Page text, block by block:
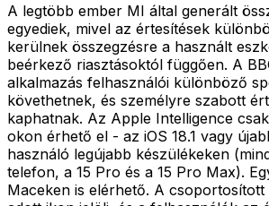
A legtöbb ember MI által generált
egyediek, mivel az értesítések
kerülnek összegzésre a használt
beérkező riasztásoktól függően. A
alkalmazás felhasználói különböző
követhetnek, és személyre szabott
kaphatnak. Az Apple Intelligence
okon érhető el - az iOS 18.1 vagy
használó legújabb készülékeken
telefon, a 15 Pro és a 15 Pro Max).
Maceken is elérhető. A csoportosított